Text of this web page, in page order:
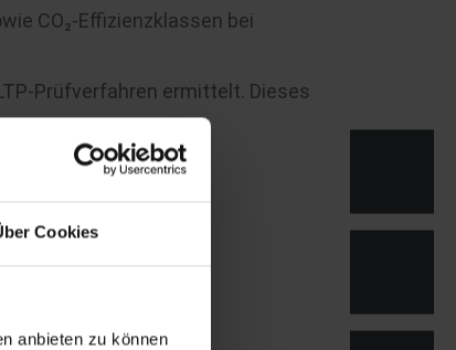
Cookies
anbieten zu können
CO₂-Effizienzklassen bei
Prüfverfahren ermittelt. Dieses
Steuer herangezogen.